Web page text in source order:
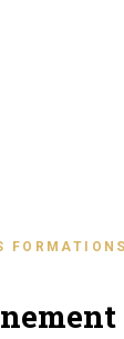
FORMATIONS